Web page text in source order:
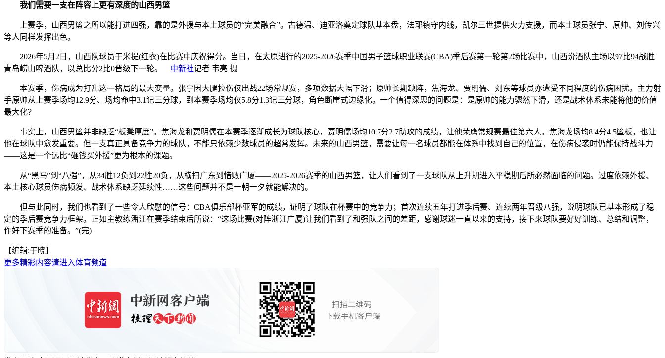
我们需要一支在阵容上更有深度的山西男篮
上赛季，山西男篮之所以能打进四强，靠的是外援与本土球员的“完美融合”。古德温、迪亚洛奠定球队基本盘，法耶镇守内线，凯尔三世提供火力支援，而本土球员张宁、原帅、刘传兴
等人同样发挥出色。
2026年5月2日，山西队球员于米提(红衣)在比赛中庆祝得分。当日，在太原进行的2025-2026赛季中国男子篮球职业联赛(CBA)季后赛第一轮第2场比赛中，山西汾酒队主场以97比94战胜
青岛崂山啤酒队，以总比分2比0晋级下一轮。 中新社记者 韦亮 摄
本赛季，伤病成为打乱这一格局的最大变量。张宁因大腿拉伤仅出战22场常规赛，多项数据大幅下滑；原帅长期缺阵，焦海龙、贾明儒、刘东等球员亦遭受不同程度的伤病困扰。主力射
手原帅从上赛季场均12.9分、场均命中3.1记三分球，到本赛季场均仅5.8分1.3记三分球，角色断崖式边缘化。一个值得深思的问题是：是原帅的能力骤然下滑，还是战术体系未能将他的价值
最大化？
事实上，山西男篮并非缺乏“板凳厚度”。焦海龙和贾明儒在本赛季逐渐成长为球队核心，贾明儒场均10.7分2.7助攻的成绩，让他荣膺常规赛最佳第六人。焦海龙场均8.4分4.5篮板，也让
他在球队中愈发重要。但一支真正具备竞争力的球队，不能只依赖少数球员的超常发挥。未来的山西男篮，需要让每一名球员都能在体系中找到自己的位置，在伤病侵袭时仍能保持战斗力
——这是一个远比“砸钱买外援”更为根本的课题。
从“黑马”到“八强”，从34胜12负到22胜20负，从横扫广东到惜败广厦——2025-2026赛季的山西男篮，让人们看到了一支球队从上升期进入平稳期后所必然面临的问题。过度依赖外援、
本土核心球员伤病频发、战术体系缺乏延续性……这些问题并不是一朝一夕就能解决的。
但与此同时，我们也看到了一些令人欣慰的信号：CBA俱乐部杯亚军的成绩，证明了球队在杯赛中的竞争力；首次连续五年打进季后赛、连续两年晋级八强，说明球队已基本形成了稳
定的季后赛竞争力框架。正如主教练潘江在赛季结束后所说：“这场比赛(对阵浙江广厦)让我们看到了和强队之间的差距，感谢球迷一直以来的支持，接下来球队要好好训练、总结和调整，
作好下赛季的准备。”(完)
【编辑:于晓】
更多精彩内容请进入体育频道